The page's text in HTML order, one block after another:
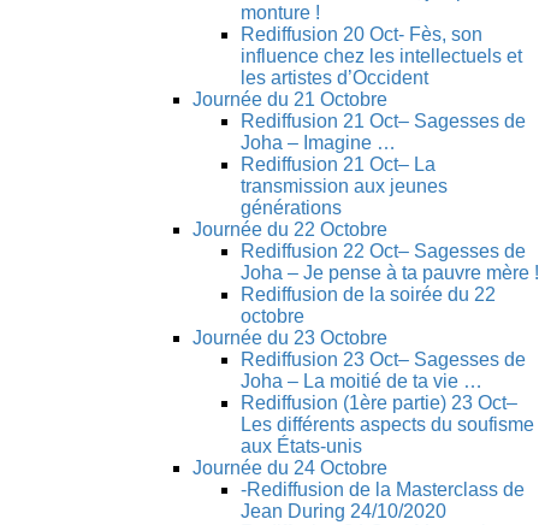
monture !
Rediffusion 20 Oct- Fès, son
influence chez les intellectuels et
les artistes d’Occident
Journée du 21 Octobre
Rediffusion 21 Oct– Sagesses de
Joha – Imagine …
Rediffusion 21 Oct– La
transmission aux jeunes
générations
Journée du 22 Octobre
Rediffusion 22 Oct– Sagesses de
Joha – Je pense à ta pauvre mère !
Rediffusion de la soirée du 22
octobre
Journée du 23 Octobre
Rediffusion 23 Oct– Sagesses de
Joha – La moitié de ta vie …
Rediffusion (1ère partie) 23 Oct–
Les différents aspects du soufisme
aux États-unis
Journée du 24 Octobre
-Rediffusion de la Masterclass de
Jean During 24/10/2020